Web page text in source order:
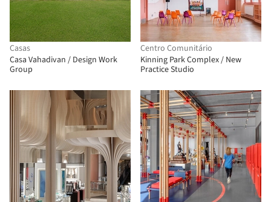
Casas
Casa Vahadivan / Design Work
Group
Centro Comunitário
Kinning Park Complex / New
Practice Studio